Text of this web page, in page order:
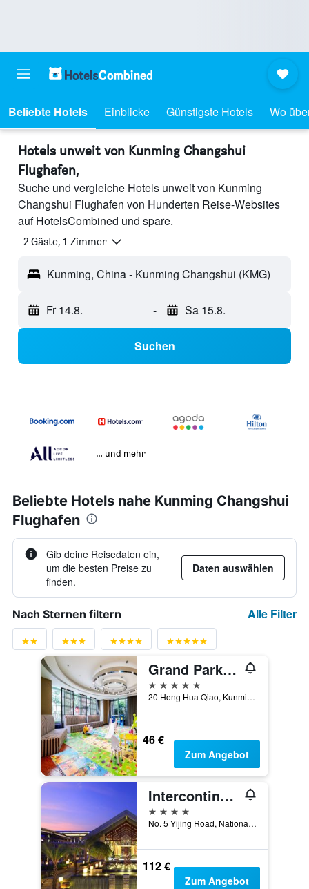
Beliebte Hotels Einblicke Günstigste Hotels Wo
Hotels unweit von Kunming Changshui
Flughafen,
Suche und vergleiche Hotels unweit von Kunming
Changshui Flughafen von Hunderten Reise-Websites
auf HotelsCombined und spare.
2 Gäste, 1 Zimmer
Kunming, China - Kunming Changshui (KMG)
Fr 14.8. - Sa 15.8.
Suchen
… und mehr
Beliebte Hotels nahe Kunming Changshui
Flughafen
Gib deine Reisedaten ein,
um die besten Preise zu
finden.
Daten auswählen
Nach Sternen filtern Alle Filter
Grand Park Kunming
5 Sterne
20 Hong Hua Qiao, Kunming, China
46 €
Zum Angebot
Intercontinental Hotels Kunming By IHG
4 Sterne
No. 5 Yijing Road, National Tourism, Kunming, China
112 €
Zum Angebot